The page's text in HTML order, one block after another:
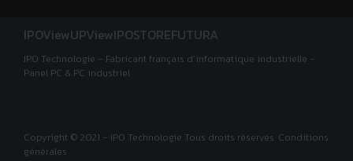
IPOViewUPViewIPOSTOREFUTURA
IPO Technologie – Fabricant français d’informatique industrielle –
Panel PC & PC industriel
Copyright © 2021 – IPO Technologie Tous droits réservés. Conditions
générales